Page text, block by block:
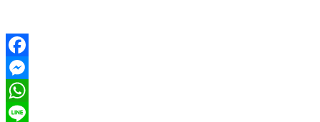
Facebook
Messenger
WhatsApp